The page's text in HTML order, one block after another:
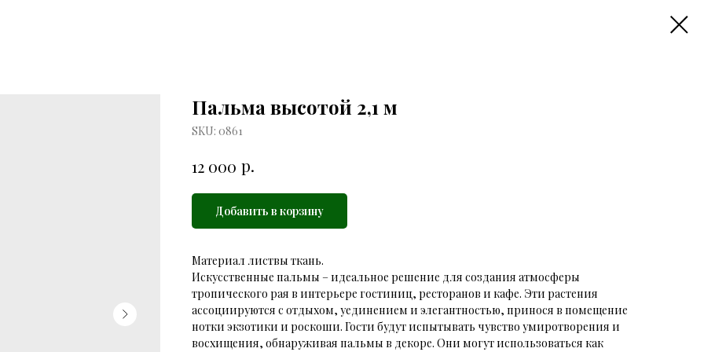
Пальма высотой 2,1 м
SKU: 0861
12 000 р.
Добавить в корзину
Материал листвы ткань.
Искусственные пальмы – идеальное решение для создания атмосферы
тропического рая в интерьере гостиниц, ресторанов и кафе. Эти растения
ассоциируются с отдыхом, уединением и элегантностью, принося в помещение
нотки экзотики и роскоши. Гости будут испытывать чувство умиротворения и
восхищения, обнаруживая пальмы в декоре. Они могут использоваться как